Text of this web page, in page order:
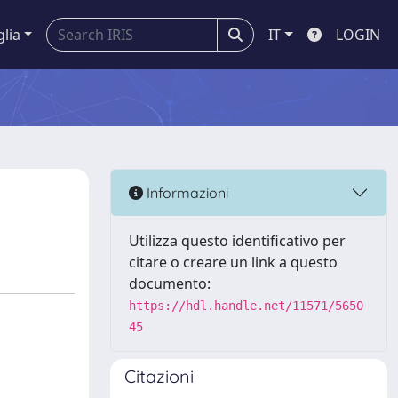
IT LOGIN
Informazioni
Utilizza questo identificativo per
citare o creare un link a questo
documento:
https://hdl.handle.net/11571/5650
45
Citazioni